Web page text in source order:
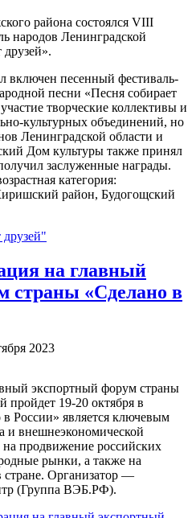
района состоялся VIII
народов Ленинградской
друзей».
включен песенный фестиваль-
песни «Песня собирает
творческие коллективы и
культурных объединений, но
Ленинградской области и
Дом культуры также принял
заслуженные награды.
категория:
район, Будогощский
на главный
страны «Сделано в
2023
экспортный форум страны
пройдет 19-20 октября в
России» является ключевым
и внешнеэкономической
продвижение российских
рынки, а также на
стране. Организатор —
(Группа ВЭБ.РФ).